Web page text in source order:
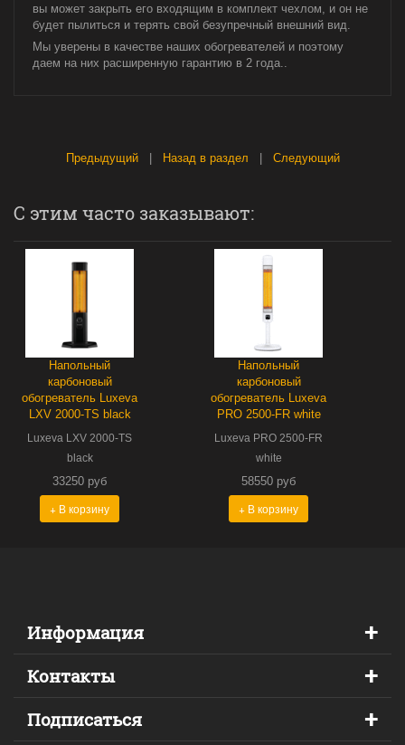
вы может закрыть его входящим в комплект чехлом, и он не
будет пылиться и терять свой безупречный внешний вид.
Мы уверены в качестве наших обогревателей и поэтому
даем на них расширенную гарантию в 2 года..
Предыдущий| Назад в раздел Следующий
С этим часто заказывают:
Напольный
карбоновый
обогреватель Luxeva
LXV 2000-TS black
Luxeva LXV 2000-TS
black
33250 руб
+ В корзину
Напольный
карбоновый
обогреватель Luxeva
PRO 2500-FR white
Luxeva PRO 2500-FR
white
58550 руб
+ В корзину
Информация +
Контакты +
Подписаться +